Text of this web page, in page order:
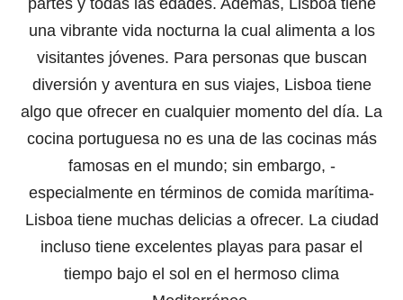
una vibrante vida nocturna la cual alimenta a los
visitantes jóvenes. Para personas que buscan
diversión y aventura en sus viajes, Lisboa tiene
algo que ofrecer en cualquier momento del día. La
cocina portuguesa no es una de las cocinas más
famosas en el mundo; sin embargo, -
especialmente en términos de comida marítima-
Lisboa tiene muchas delicias a ofrecer. La ciudad
incluso tiene excelentes playas para pasar el
tiempo bajo el sol en el hermoso clima